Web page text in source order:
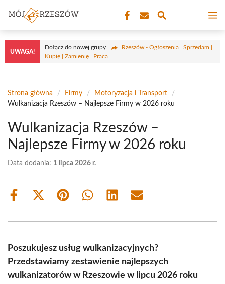
treści
UWAGA!
Dołącz do nowej grupy
Rzeszów - Ogłoszenia | Sprzedam |
Kupię | Zamienię | Praca
Strona główna / Firmy / Motoryzacja i Transport
/
Wulkanizacja Rzeszów – Najlepsze Firmy w 2026 roku
Wulkanizacja Rzeszów –
Najlepsze Firmy w 2026 roku
Data dodania: 1 lipca 2026 r.
Share
Share
(Twitter)
Share Share Share Share
Poszukujesz usług wulkanizacyjnych?
Przedstawiamy zestawienie najlepszych
wulkanizatorów w Rzeszowie w lipcu 2026 roku